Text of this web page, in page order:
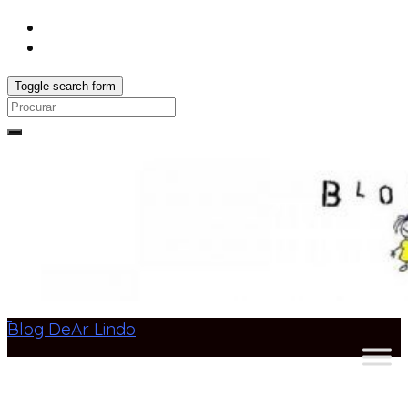
Toggle search form
Search
Blog DeAr Lindo